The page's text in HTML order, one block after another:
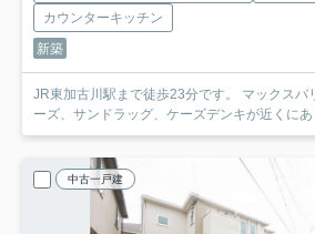
カウンターキッチン
新築
JR東加古川駅まで徒歩23分です。 マックスバ
ーズ、サンドラッグ、ケーズデンキが近くに
中古一戸建